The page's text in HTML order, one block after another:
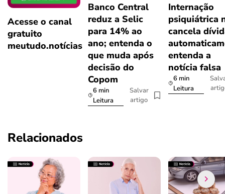
Acesse o canal
gratuito
meutudo.notícias
Banco Central
reduz a Selic
para 14% ao
ano; entenda o
que muda após
decisão do
Copom
6 min
Leitura
Salvar
artigo
Internação
psiquiátrica
cancela
entenda a
notícia falsa
6 min
Leitura
Relacionados